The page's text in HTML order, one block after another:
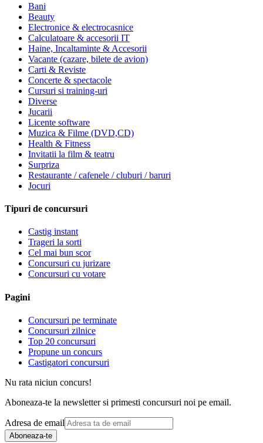
Bani
Beauty
Electronice & electrocasnice
Calculatoare & accesorii IT
Haine, Incaltaminte & Accesorii
Vacante (cazare, bilete de avion)
Carti & Reviste
Concerte & spectacole
Cursuri si training-uri
Diverse
Jucarii
Licente software
Muzica & Filme (DVD,CD)
Health & Fitness
Invitatii la film & teatru
Surpriza
Restaurante / cafenele / cluburi / baruri
Jocuri
Tipuri de concursuri
Castig instant
Trageri la sorti
Cel mai bun scor
Concursuri cu jurizare
Concursuri cu votare
Pagini
Concursuri pe terminate
Concursuri zilnice
Top 20 concursuri
Propune un concurs
Castigatori concursuri
Nu rata niciun concurs!
Aboneaza-te la newsletter si primesti concursuri noi pe email.
Adresa de email
Aboneaza-te